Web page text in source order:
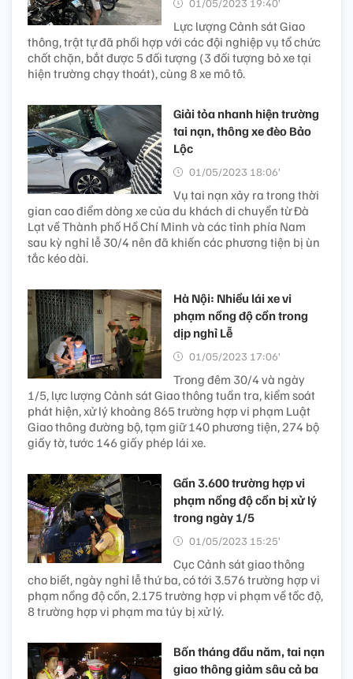
01/05/2023 19:40’
Lực lượng Cảnh sát Giao
thông, trật tự đã phối hợp với các đội nghiệp vụ tổ chức
chốt chặn, bắt được 5 đối tượng (3 đối tượng bỏ xe tại
hiện trường chạy thoát), cùng 8 xe mô tô.
Giải tỏa nhanh hiện trường
tai nạn, thông xe đèo Bảo
Lộc
01/05/2023 18:06’
Vụ tai nạn xảy ra trong thời
gian cao điểm dòng xe của du khách di chuyển từ Đà
Lạt về Thành phố Hồ Chí Minh và các tỉnh phía Nam
sau kỳ nghỉ lễ 30/4 nên đã khiến các phương tiện bị ùn
tắc kéo dài.
Hà Nội: Nhiều lái xe vi
phạm nồng độ cồn trong
dịp nghỉ Lễ
01/05/2023 17:06’
Trong đêm 30/4 và ngày
1/5, lực lượng Cảnh sát Giao thông tuần tra, kiểm soát
phát hiện, xử lý khoảng 865 trường hợp vi phạm Luật
Giao thông đường bộ, tạm giữ 140 phương tiện, 274 bộ
giấy tờ, tước 146 giấy phép lái xe.
Gần 3.600 trường hợp vi
phạm nồng độ cồn bị xử lý
trong ngày 1/5
01/05/2023 15:25’
Cục Cảnh sát giao thông
cho biết, ngày nghỉ lễ thứ ba, có tới 3.576 trường hợp vi
phạm nồng độ cồn, 2.175 trường hợp vi phạm về tốc độ,
8 trường hợp vi phạm ma túy bị xử lý.
Bốn tháng đầu năm, tai nạn
giao thông giảm sâu cả ba